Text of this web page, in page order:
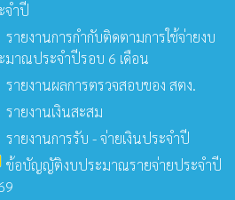
จำปี
รายงานการกํากับติดตามการใช้จ่ายงบ
มาณประจำปีรอบ 6 เดือน
รายงานผลการตรวจสอบของ สตง.
รายงานเงินสะสม
รายงานการรับ - จ่ายเงินประจำปี
ข้อบัญญัติงบประมาณรายจ่ายประจำปี